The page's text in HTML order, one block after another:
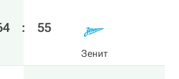
: 55
Зенит